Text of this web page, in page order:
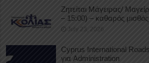
Ζητείται Μάγειρας/
– 15:00) – καθαρός
July 23, 2026
Cyprus International
για Administration